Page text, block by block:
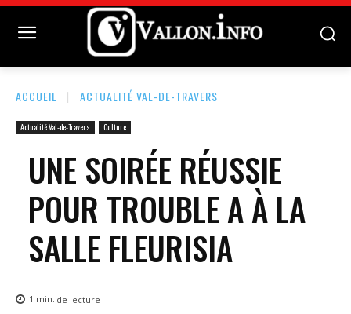
ACCUEIL ACTUALITÉ VAL-DE-TRAVERS
Actualité Val-de-Travers Culture
UNE SOIRÉE RÉUSSIE
POUR TROUBLE A À LA
SALLE FLEURISIA
1 min. de lecture